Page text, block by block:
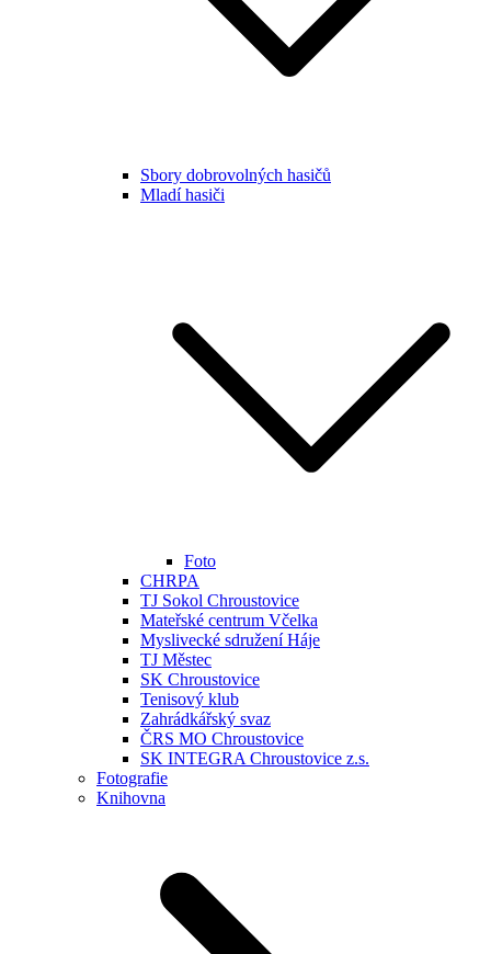
Sbory dobrovolných hasičů
Mladí hasiči
Foto
CHRPA
TJ Sokol Chroustovice
Mateřské centrum Včelka
Myslivecké sdružení Háje
TJ Městec
SK Chroustovice
Tenisový klub
Zahrádkářský svaz
ČRS MO Chroustovice
SK INTEGRA Chroustovice z.s.
Fotografie
Knihovna